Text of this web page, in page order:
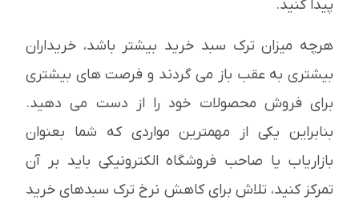
پیدا کنید.
هرچه میزان ترک سبد خرید بیشتر باشد، خریداران
بیشتری به عقب باز می گردند و فرصت های بیشتری
برای فروش محصولات خود را از دست می دهید.
بنابراین یکی از مهمترین مواردی که شما بعنوان
بازاریاب یا صاحب فروشگاه الکترونیکی باید بر آن
تمرکز کنید، تلاش برای کاهش نرخ ترک سبدهای خرید